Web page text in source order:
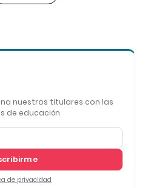
nuestros titulares con las
de educación
de privacidad